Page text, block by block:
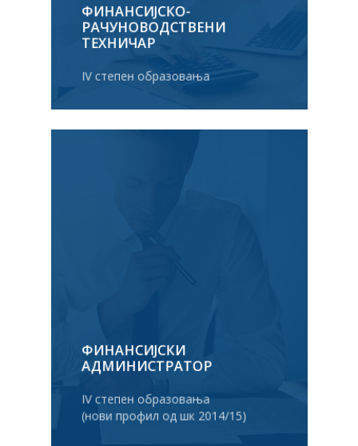
ФИНАНСИЈСКО-
РАЧУНОВОДСТВЕНИ
ТЕХНИЧАР
IV степен образовања
ФИНАНСИЈСКИ
АДМИНИСТРАТОР
IV степен образовања
(нови профил од шк 2014/15)